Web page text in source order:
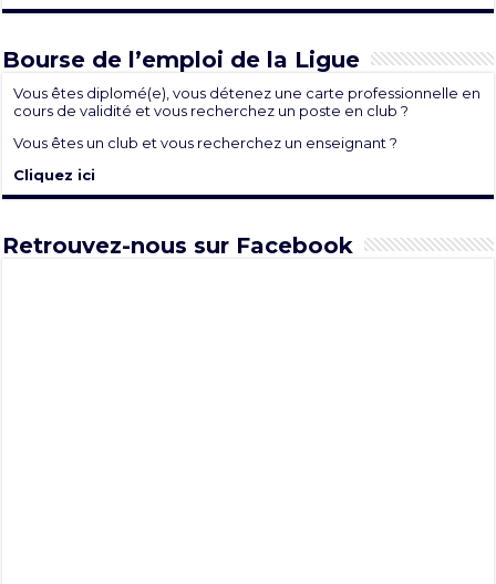
Bourse de l’emploi de la Ligue
Vous êtes diplomé(e), vous détenez une carte professionnelle en
cours de validité et vous recherchez un poste en club ?
Vous êtes un club et vous recherchez un enseignant ?
Cliquez ici
Retrouvez-nous sur Facebook